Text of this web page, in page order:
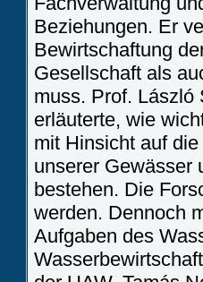
Beziehungen. Er
Bewirtschaftung
Gesellschaft als
muss. Prof. László
erläuterte, wie
mit Hinsicht auf
unserer Gewässer
bestehen. Die
werden. Dennoch
Aufgaben des